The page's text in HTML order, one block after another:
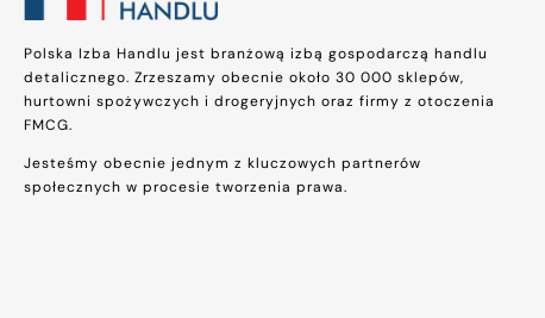
Polska Izba Handlu jest branżową izbą gospodarczą handlu
detalicznego. Zrzeszamy obecnie około 30 000 sklepów,
hurtowni spożywczych i drogeryjnych oraz firmy z otoczenia
FMCG.
Jesteśmy obecnie jednym z kluczowych partnerów
społecznych w procesie tworzenia prawa.